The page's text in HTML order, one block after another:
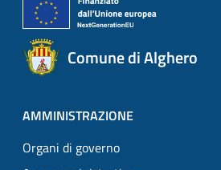
Comune di Alghero
AMMINISTRAZIONE
Organi di governo